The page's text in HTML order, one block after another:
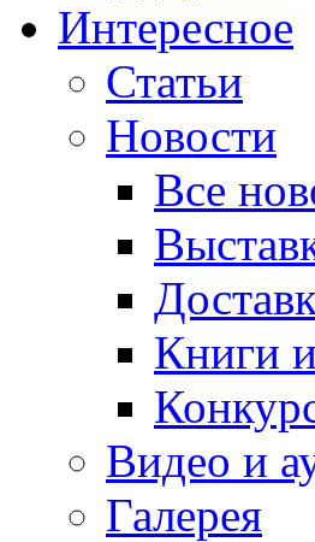
Интересное
Статьи
Новости
Все
Книги
Видео и
Галерея